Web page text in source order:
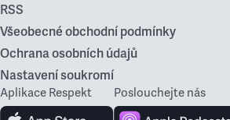
RSS
Všeobecné obchodní podmínky
Ochrana osobních údajů
Nastavení soukromí
Aplikace Respekt Poslouchejte nás